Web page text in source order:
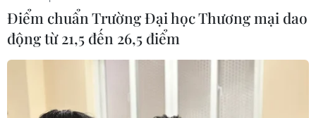
Điểm chuẩn Trường Đại học Thương mại dao
động từ 21,5 đến 26,5 điểm